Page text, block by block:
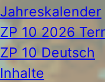
Jahreskalender
ZP 10 2026
ZP 10 Deutsch
Inhalte